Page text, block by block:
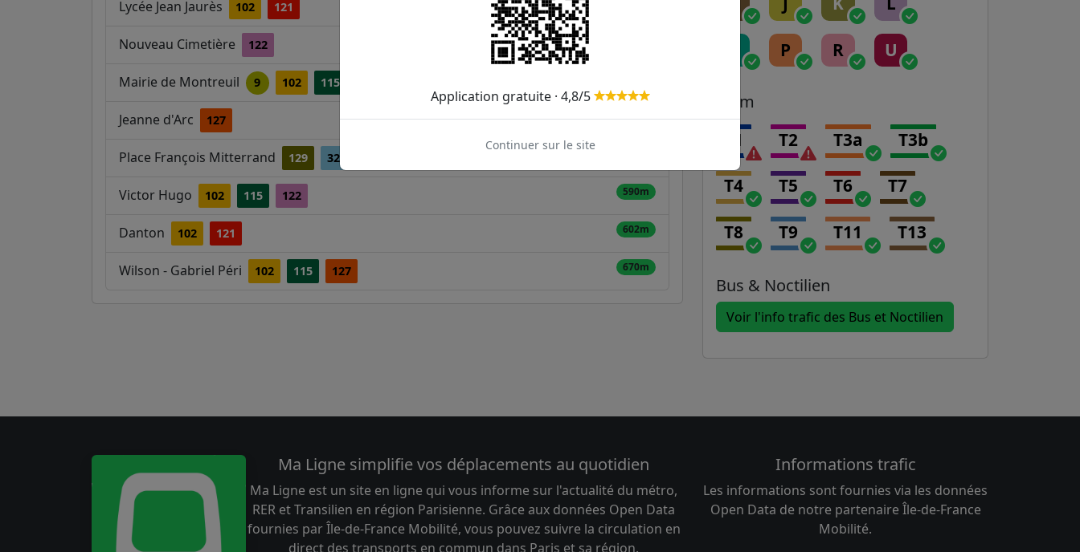
Lycée Jean Jaurès 102 121
Nouveau Cimetière 122
Mairie de Montreuil 9 102 115
Jeanne d'Arc 127 549m
Place François Mitterrand 129 322
Victor Hugo 102 115 122 590m
Danton 102 121 602m
Wilson - Gabriel Péri 102 115 127 670m
P R U
Tram
T1 T2 T3a T3b
T4 T5 T6 T7
T8 T9 T11 T13
Bus & Noctilien
Voir l'info trafic des Bus et Noctilien
Ma Ligne simplifie vos déplacements au quotidien
Ma Ligne est un site en ligne qui vous informe sur l'actualité du métro,
RER et Transilien en région Parisienne. Grâce aux données Open Data
fournies par Île-de-France Mobilité, vous pouvez suivre la circulation en
direct des transports en commun dans Paris et sa région.
Informations trafic
Les informations sont fournies via les données
Open Data de notre partenaire Île-de-France
Mobilité.
Application gratuite · 4,8/5
Continuer sur le site